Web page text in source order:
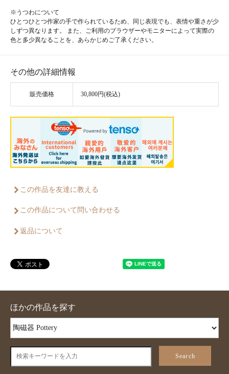
※うつわについて
ひとつひとつ作家の手で作られているため、同じ表現でも、表情や重さが少
しずつ異なります。 また、ご利用のブラウザーやモニターによって実際の
色と多少異なることを、あらかじめご了承ください。
その他の詳細情報
販売価格 30,800円(税込)
この作品を友達に教える
この作品について問い合わせる
返品について
ほかの作品を探す
Search